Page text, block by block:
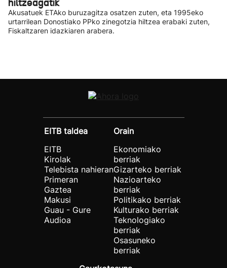
Akusatuek ETAko buruzagitza osatzen zuten, eta 1995eko
urtarrilean Donostiako PPko zinegotzia hiltzea erabaki zuten,
Fiskaltzaren idazkiaren arabera.
EITB taldea
EITB
Kirolak
Telebista nahieran
Primeran
Gaztea
Makusi
Guau - Gure
Audioa
Orain
Ekonomiako
berriak
Gizarteko berriak
Nazioarteko
berriak
Politikako berriak
Kulturako berriak
Teknologiako
berriak
Osasuneko
berriak